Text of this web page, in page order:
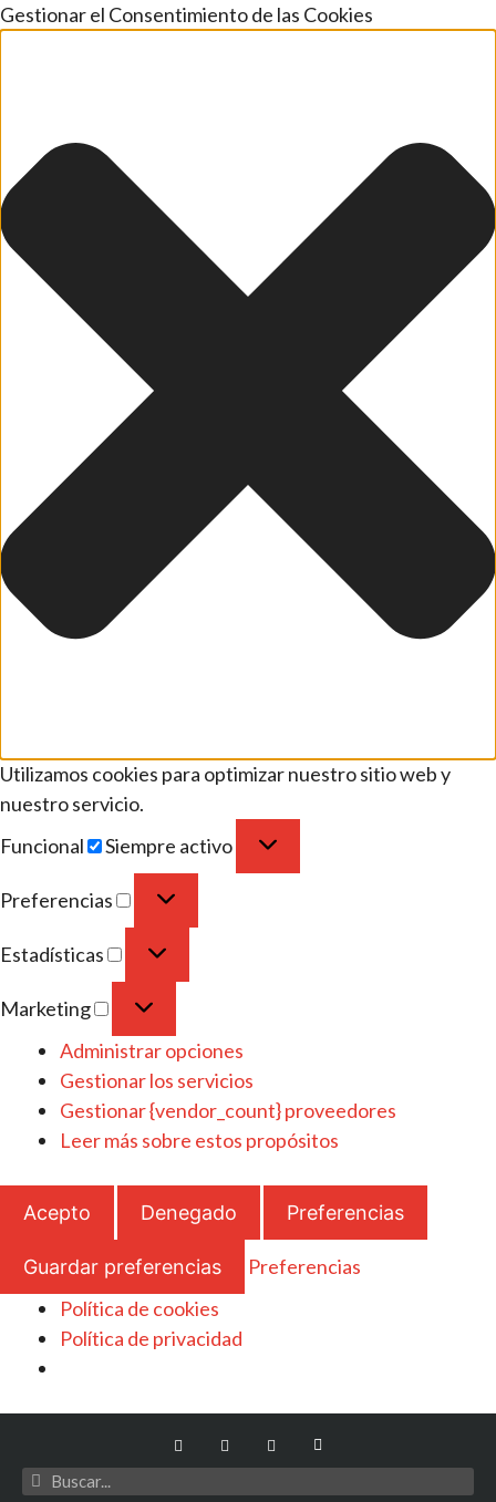
Gestionar el Consentimiento de las Cookies
Utilizamos cookies para optimizar nuestro sitio web y
nuestro servicio.
Funcional
Siempre activo
Preferencias
Estadísticas
Marketing
Administrar opciones
Gestionar los servicios
Gestionar {vendor_count} proveedores
Leer más sobre estos propósitos
Acepto Denegado Preferencias
Guardar preferencias
Preferencias
Política de cookies
Política de privacidad